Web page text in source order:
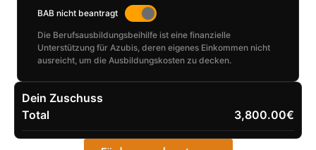
BAB nicht beantragt
Die Berufsausbildungsbeihilfe ist eine finanzielle
Unterstützung für Azubis, deren eigenes Einkommen nicht
ausreicht, um die Ausbildungskosten zu decken.
Dein Zuschuss
Total
3,800.00€